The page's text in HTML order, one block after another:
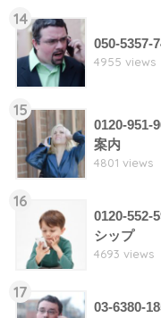
14
050-5357-
4955 views
15
0120-951-
案内
4801 views
16
0120-552-
シップ
4693 views
17
03-6380-